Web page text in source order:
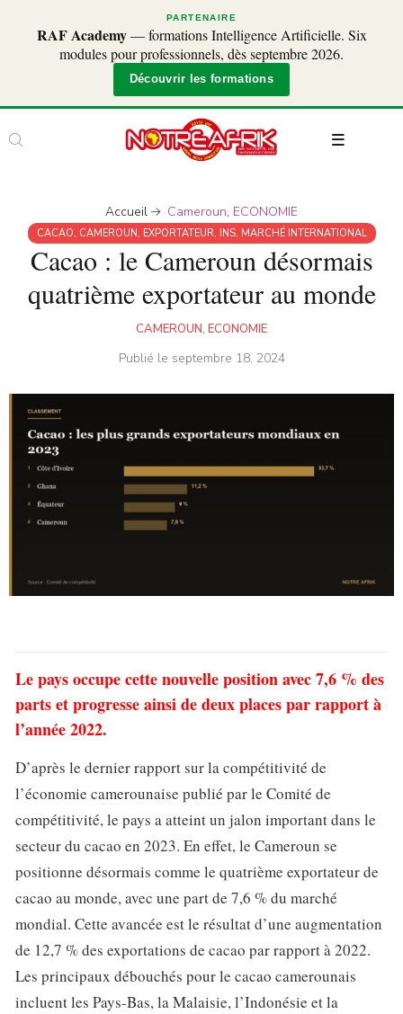
PARTENAIRE
RAF Academy— formations Intelligence Artificielle. Six
modules pour professionnels, dès septembre 2026.
Découvrir les formations
Accueil Cameroun, ECONOMIE
CACAO, CAMEROUN, EXPORTATEUR, INS, MARCHÉ INTERNATIONAL
Cacao : le Cameroun désormais
quatrième exportateur au monde
CAMEROUN, ECONOMIE
Publié le septembre 18, 2024
Le pays occupe cette nouvelle position avec 7,6 % des
parts et progresse ainsi de deux places par rapport à
l’année 2022.
D’après le dernier rapport sur la compétitivité de
l’économie camerounaise publié par le Comité de
compétitivité, le pays a atteint un jalon important dans le
secteur du cacao en 2023. En effet, le Cameroun se
positionne désormais comme le quatrième exportateur de
cacao au monde, avec une part de 7,6 % du marché
mondial. Cette avancée est le résultat d’une augmentation
de 12,7 % des exportations de cacao par rapport à 2022.
Les principaux débouchés pour le cacao camerounais
incluent les Pays-Bas, la Malaisie, l’Indonésie et la